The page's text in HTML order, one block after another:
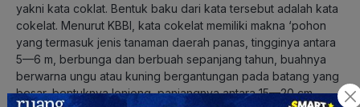
yakni kata coklat. Bentuk baku dari kata tersebut adalah kata
cokelat. Menurut KBBI, kata cokelat memiliki makna ‘pohon
yang termasuk jenis tanaman daerah panas, tingginya antara
5—6 m, berbunga dan berbuah sepanjang tahun, buahnya
berwarna ungu atau kuning bergantungan pada batang yang
besar, bentuknya lonjong, panjangnya antara 15—20 cm,